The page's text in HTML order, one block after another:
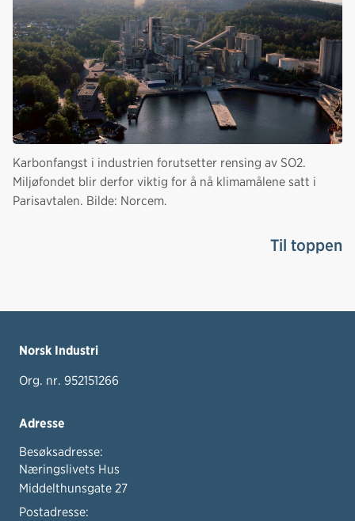
Karbonfangst i industrien forutsetter rensing av SO2.
Miljøfondet blir derfor viktig for å nå klimamålene satt i
Parisavtalen. Bilde: Norcem.
Til toppen
Norsk Industri
Org. nr. 952151266
Adresse
Besøksadresse:
Næringslivets Hus
Middelthunsgate 27
Postadresse: